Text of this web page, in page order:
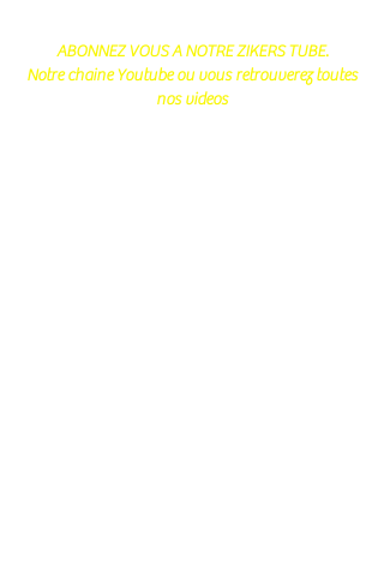
ABONNEZ VOUS A NOTRE ZIKERS TUBE.
Notre chaine Youtube ou vous retrouverez toutes
nos videos